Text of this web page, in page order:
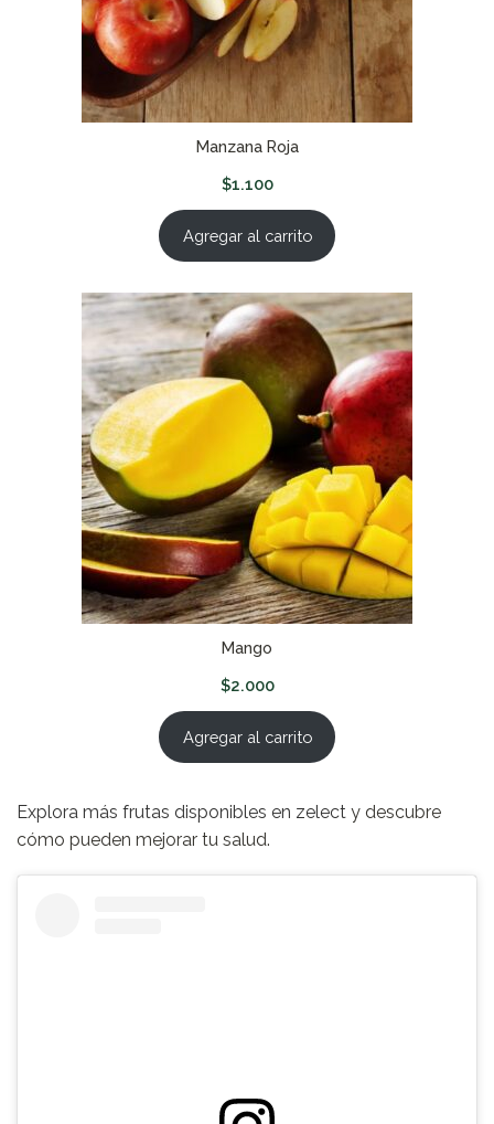
Manzana Roja
$1.100
Agregar al carrito
Mango
$2.000
Agregar al carrito
Explora más frutas disponibles en zelect y descubre
cómo pueden mejorar tu salud.